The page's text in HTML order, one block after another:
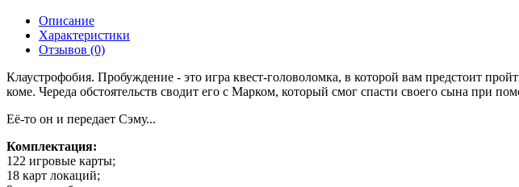
Описание
Характеристики
Отзывов (0)
Клаустрофобия. Пробуждение - это игра квест-головоломка, в которой вам предстоит
коме. Череда обстоятельств сводит его с Марком, который смог спасти своего сына при
Её-то он и передает Сэму...
Комплектация:
122 игровые карты;
18 карт локаций;